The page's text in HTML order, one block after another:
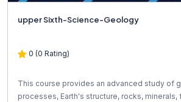
upper Sixth-Science-Geology
0 (0 Rating)
This course provides an advanced study of
processes, Earth's structure, rocks, minerals,